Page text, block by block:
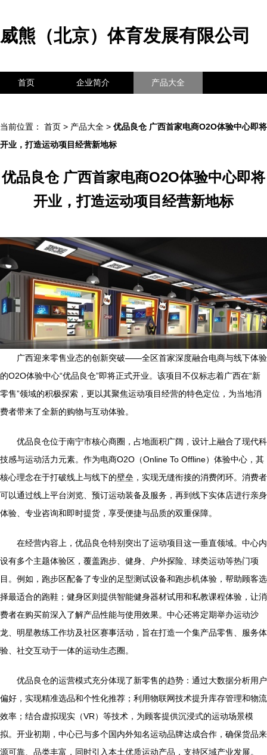
威熊（北京）体育发展有限公司
首页 企业简介 产品大全
当前位置： 首页 > 产品大全 > 优品良仓 广西首家电商O2O体验中心即将
开业，打造运动项目经营新地标
优品良仓 广西首家电商O2O体验中心即将
开业，打造运动项目经营新地标
广西迎来零售业态的创新突破——全区首家深度融合电商与线下体验
的O2O体验中心“优品良仓”即将正式开业。该项目不仅标志着广西在“新
零售”领域的积极探索，更以其聚焦运动项目经营的特色定位，为当地消
费者带来了全新的购物与互动体验。
优品良仓位于南宁市核心商圈，占地面积广阔，设计上融合了现代科
技感与运动活力元素。作为电商O2O（Online To Offline）体验中心，其
核心理念在于打破线上与线下的壁垒，实现无缝衔接的消费闭环。消费者
可以通过线上平台浏览、预订运动装备及服务，再到线下实体店进行亲身
体验、专业咨询和即时提货，享受便捷与品质的双重保障。
在经营内容上，优品良仓特别突出了运动项目这一垂直领域。中心内
设有多个主题体验区，覆盖跑步、健身、户外探险、球类运动等热门项
目。例如，跑步区配备了专业的足型测试设备和跑步机体验，帮助顾客选
择最适合的跑鞋；健身区则提供智能健身器材试用和私教课程体验，让消
费者在购买前深入了解产品性能与使用效果。中心还将定期举办运动沙
龙、明星教练工作坊及社区赛事活动，旨在打造一个集产品零售、服务体
验、社交互动于一体的运动生态圈。
优品良仓的运营模式充分体现了新零售的趋势：通过大数据分析用户
偏好，实现精准选品和个性化推荐；利用物联网技术提升库存管理和物流
效率；结合虚拟现实（VR）等技术，为顾客提供沉浸式的运动场景模
拟。开业初期，中心已与多个国内外知名运动品牌达成合作，确保货品来
源可靠、品类丰富，同时引入本土优质运动产品，支持区域产业发展。